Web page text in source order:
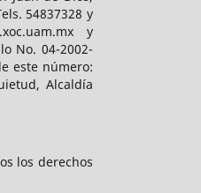
54837328 y
y
No. 04-2002-
este número:
Alcaldía
los derechos